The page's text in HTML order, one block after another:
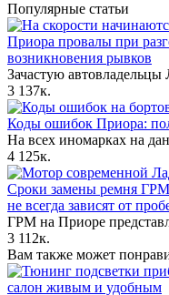
Популярные статьи
Приора провалы при
возникновения рывков
Зачастую
3 137к.
Коды ошибок Приора:
На всех иномарках на
4 125к.
Сроки замены ремня ГРМ
не всегда зависят от
ГРМ на Приоре
3 112к.
Вам также может